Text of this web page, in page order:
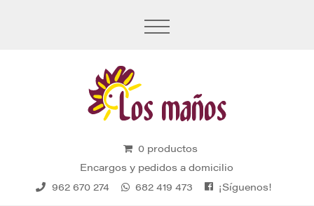
0 productos
Encargos y pedidos a domicilio
962 670 274
682 419 473 ¡Síguenos!